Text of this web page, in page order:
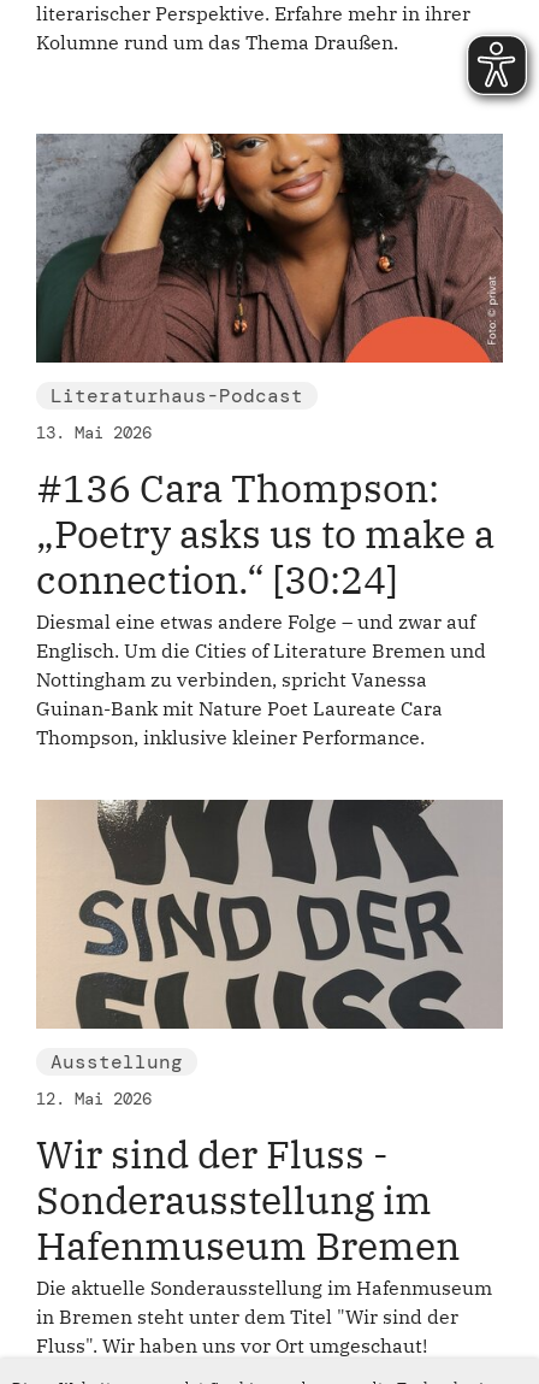
literarischer Perspektive. Erfahre mehr in ihrer
Kolumne rund um das Thema Draußen.
Literaturhaus-Podcast
13. Mai 2026
#136 Cara Thompson:
„Poetry asks us to make a
connection.“ [30:24]
Diesmal eine etwas andere Folge – und zwar auf
Englisch. Um die Cities of Literature Bremen und
Nottingham zu verbinden, spricht Vanessa
Guinan-Bank mit Nature Poet Laureate Cara
Thompson, inklusive kleiner Performance.
Ausstellung
12. Mai 2026
Wir sind der Fluss -
Sonderausstellung im
Hafenmuseum Bremen
Die aktuelle Sonderausstellung im Hafenmuseum
in Bremen steht unter dem Titel "Wir sind der
Fluss". Wir haben uns vor Ort umgeschaut!